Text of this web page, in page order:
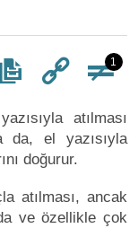
1
atılması
da, el yazısıyla
doğurur.
atılması, ancak
ve özellikle çok